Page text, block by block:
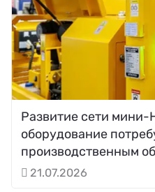
Развитие сети мини-
оборудование
производственным
21.07.2026